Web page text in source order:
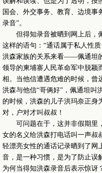
国会、外交事务、教育、边境事
录音”。
但得知录音被晒到网上后，佩
这样的语句：“通话属于私人性
洪森家族的关系来看——佩通坦
领导的柬埔寨人民革命军中脱颖
相。当他信遭遇危难的时候，曾
洪森与他信“哥俩好”，佩通坦叫
的时候，洪森的儿子洪玛奈正身
对，户对才叫叔叔！
可问题在于，这并非假期里，
女的名义给洪森打电话叫一声叔
轻漂亮女性的通话记录晒到了网
音，是一种习惯，是为了防止误
为何当得知洪森录音后表示惊讶